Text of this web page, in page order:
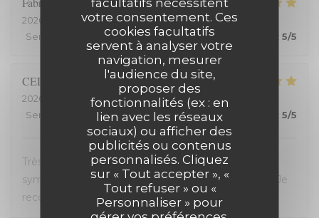
votre consentement. Ces
cookies facultatifs
servent à analyser votre
navigation, mesurer
l'audience du site,
proposer des
fonctionnalités (ex : en
lien avec les réseaux
sociaux) ou afficher des
publicités ou contenus
personnalisés. Cliquez
sur « Tout accepter », «
Tout refuser » ou «
Personnaliser » pour
2026-07-25
- 20:00 - Couverts 2
Service
Ambiance:5/5 Cuisine: 5/5 5/5
CELINE
2026-07-23
- 19:45 - Couverts 2
Service
Ambiance:5/5 Cuisine:5/5 Qualité / Prix 5/5
Très bon restaurant, service extrêmement
sympathique, coup de coeur pour le welsh revisité. Je
recommande !